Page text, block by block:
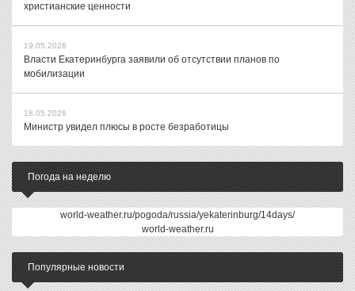
христианские ценности
19.05.2026
Власти Екатеринбурга заявили об отсутствии планов по
мобилизации
18.05.2026
Министр увидел плюсы в росте безработицы
Погода на неделю
world-weather.ru/pogoda/russia/yekaterinburg/14days/
world-weather.ru
Популярные новости